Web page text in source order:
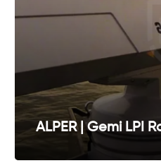
ALPER | Gemi LPI